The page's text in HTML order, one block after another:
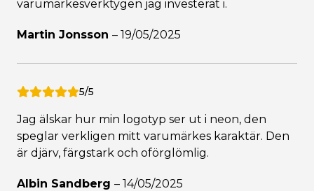
varumärkesverktygen jag investerat i.
Martin Jonsson – 19/05/2025
5/5
Jag älskar hur min logotyp ser ut i neon, den
speglar verkligen mitt varumärkes karaktär. Den
är djärv, färgstark och oförglömlig.
Albin Sandberg – 14/05/2025